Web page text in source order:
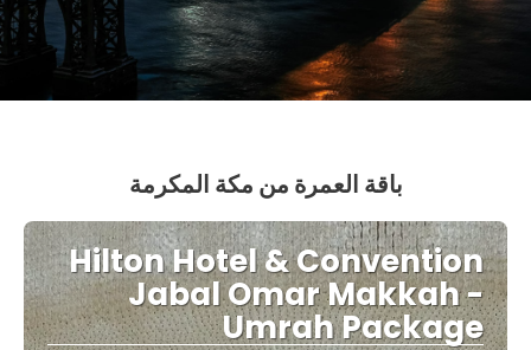
باقة العمرة من مكة المكرمة
Hilton Hotel & Convention
Jabal Omar Makkah -
Umrah Package